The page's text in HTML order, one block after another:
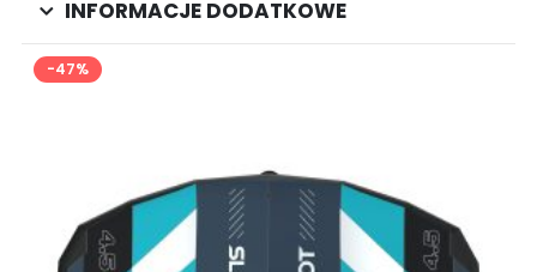
INFORMACJE DODATKOWE
-47%